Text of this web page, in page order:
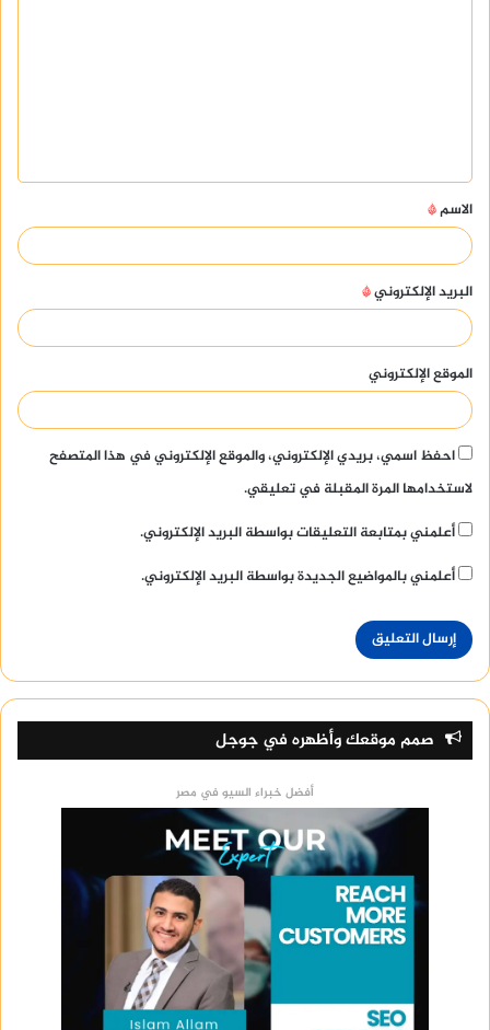
ق
*
الاسم*
البريد الإلكتروني*
الموقع الإلكتروني
احفظ اسمي، بريدي الإلكتروني، والموقع الإلكتروني في هذا المتصفح
لاستخدامها المرة المقبلة في تعليقي.
أعلمني بمتابعة التعليقات بواسطة البريد الإلكتروني.
أعلمني بالمواضيع الجديدة بواسطة البريد الإلكتروني.
صمم موقعك وأظهره في جوجل
أفضل خبراء السيو في مصر